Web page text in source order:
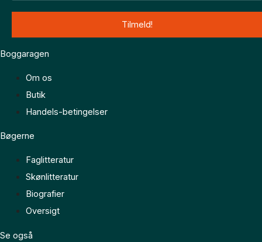
Boggaragen
Om os
Butik
Handels-betingelser
Bøgerne
Faglitteratur
Skønlitteratur
Biografier
Oversigt
Se også